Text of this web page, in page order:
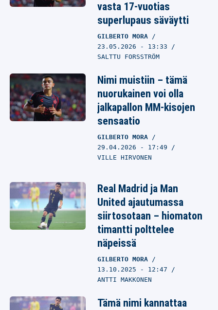
vasta 17-vuotias
superlupaus säväytti
GILBERTO MORA
23.05.2026 - 13:33
SALTTU FORSSTRÖM
Nimi muistiin – tämä
nuorukainen voi olla
jalkapallon MM-kisojen
sensaatio
GILBERTO MORA
29.04.2026 - 17:49
VILLE HIRVONEN
Real Madrid ja Man
United ajautumassa
siirtosotaan – hiomaton
timantti polttelee
näpeissä
GILBERTO MORA
13.10.2025 - 12:47
ANTTI MAKKONEN
Tämä nimi kannattaa